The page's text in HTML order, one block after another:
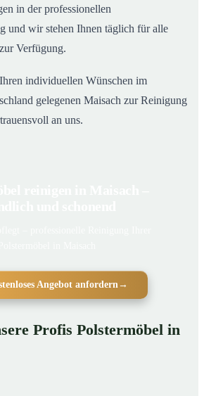
in der professionellen
und wir stehen Ihnen täglich für alle
Verfügung.
individuellen Wünschen im
gelegenen Maisach zur Reinigung
an uns.
Angebot anfordern→
Profis Polstermöbel in